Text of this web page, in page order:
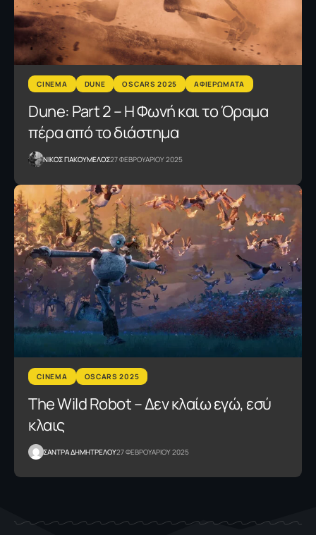
CINEMA DUNE OSCARS 2025 ΑΦΙΕΡΩΜΑΤΑ
Dune: Part 2 – H Φωνή και το Όραμα
πέρα από το διάστημα
NΙΚΟΣ ΓΙΑΚΟΥΜΕΛΟΣ27 ΦΕΒΡΟΥΑΡΙΟΥ 2025
CINEMA OSCARS 2025
The Wild Robot – Δεν κλαίω εγώ, εσύ
κλαις
ΣΑΝΤΡΑ ΔΗΜΗΤΡΕΛΟΥ27 ΦΕΒΡΟΥΑΡΙΟΥ 2025